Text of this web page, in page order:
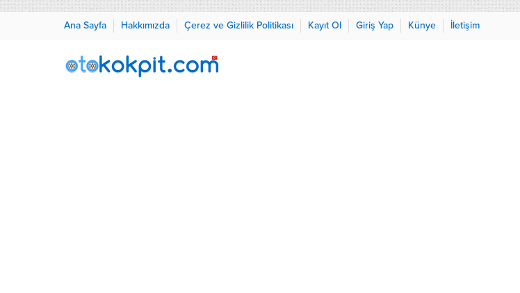
Ana Sayfa Hakkımızda Çerez ve Gizlilik Politikası Kayıt Ol Giriş Yap Künye İletişim